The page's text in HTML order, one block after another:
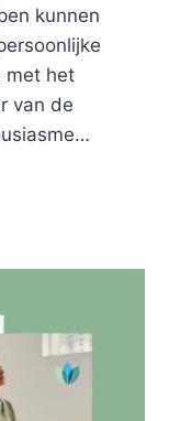
kunnen
met het
van de